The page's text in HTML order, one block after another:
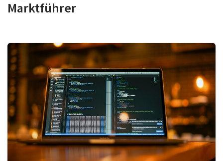
Marktführer